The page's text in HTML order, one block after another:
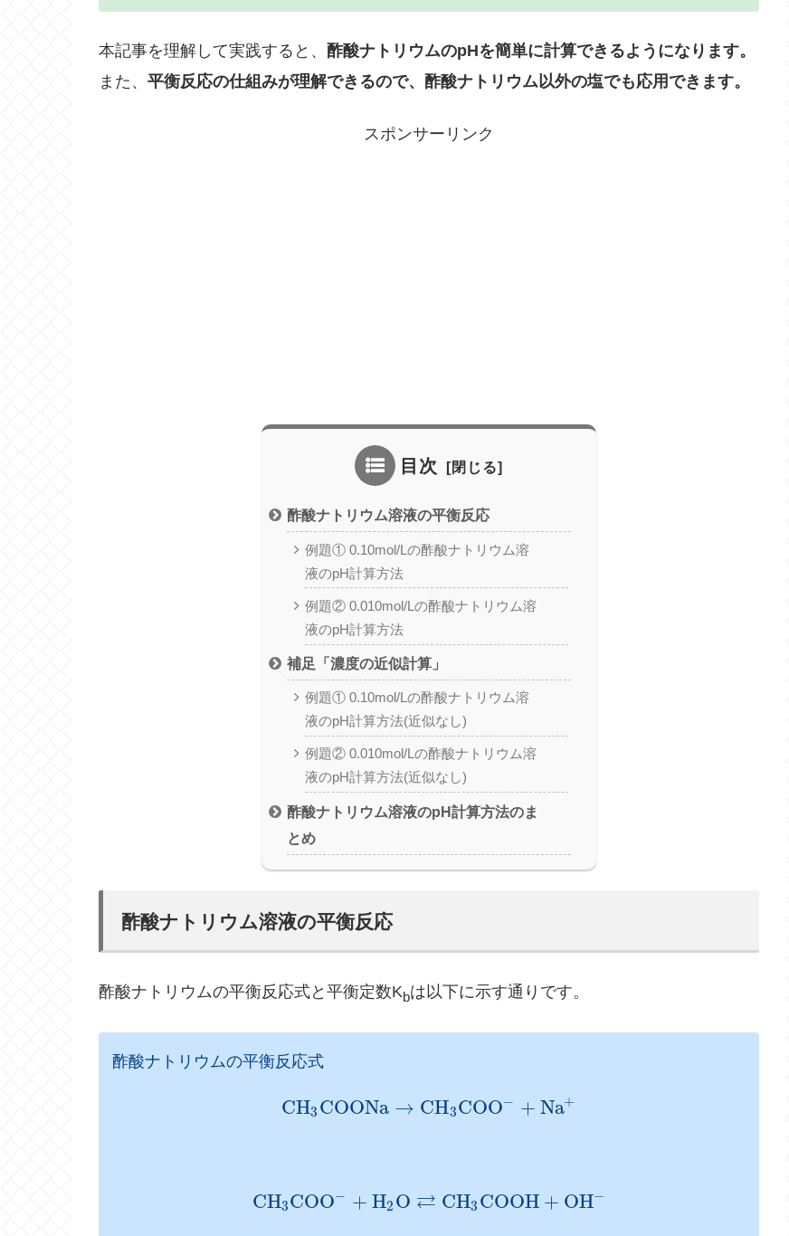
本記事を理解して実践すると、 酢酸ナトリウムのpHを簡単に計算できるようになります。
また、 平衡反応の仕組みが理解できるので、酢酸ナトリウム以外の塩でも応用できます。
スポンサーリンク
目次
酢酸ナトリウム溶液の平衡反応
例題① 0.10mol/Lの酢酸ナトリウム溶
液のpH計算方法
例題② 0.010mol/Lの酢酸ナトリウム溶
液のpH計算方法
補足「濃度の近似計算」
例題① 0.10mol/Lの酢酸ナトリウム溶
液のpH計算方法(近似なし)
例題② 0.010mol/Lの酢酸ナトリウム溶
液のpH計算方法(近似なし)
酢酸ナトリウム溶液のpH計算方法のま
とめ
酢酸ナトリウム溶液の平衡反応
酢酸ナトリウムの平衡反応式と平衡定数Kbは以下に示す通りです。
酢酸ナトリウムの平衡反応式
CH3 COONa → CH3COO− + Na+
CH3COO− + H2 O ⇄ CH3 COOH + OH−